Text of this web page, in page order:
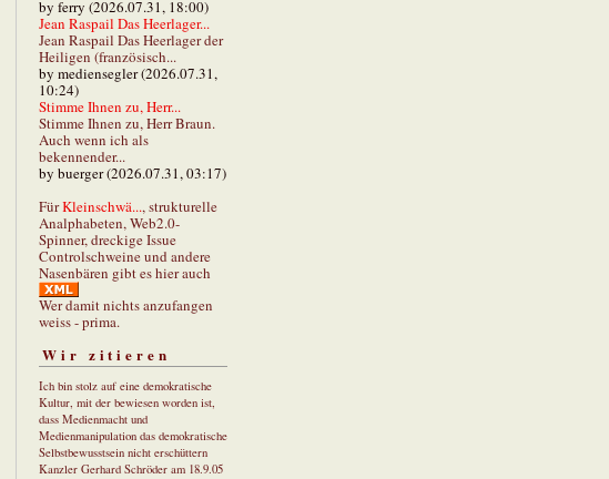
by ferry (2026.07.31, 18:00)
Jean Raspail Das Heerlager...
Jean Raspail Das Heerlager der
Heiligen (französisch...
by mediensegler (2026.07.31,
10:24)
Stimme Ihnen zu, Herr...
Stimme Ihnen zu, Herr Braun.
Auch wenn ich als
bekennender...
by buerger (2026.07.31, 03:17)
FürKleinschwä..., strukturelle
Analphabeten, Web2.0-
Spinner, dreckige Issue
Controlschweine und andere
Nasenbären gibt es hier auch
Wer damit nichts anzufangen
weiss - prima.
Wir zitieren
Ich bin stolz auf eine demokratische
Kultur, mit der bewiesen worden ist,
dass Medienmacht und
Medienmanipulation das demokratische
Selbstbewusstsein nicht erschüttern
Kanzler Gerhard Schröder am 18.9.05